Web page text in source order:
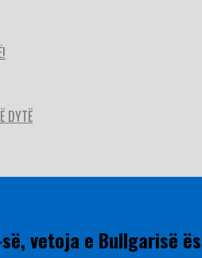
DYTË
vetoja e Bullgarisë